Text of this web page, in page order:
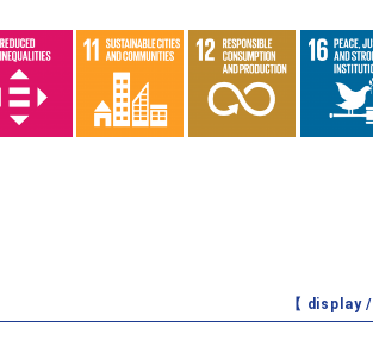
【 display /